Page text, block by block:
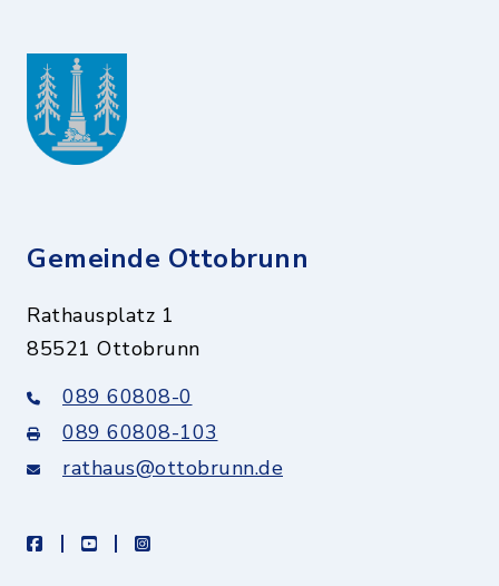
Gemeinde Ottobrunn
Rathausplatz 1
85521 Ottobrunn
089 60808-0
089 60808-103
rathaus@ottobrunn.de
facebookyoutubeinstagram